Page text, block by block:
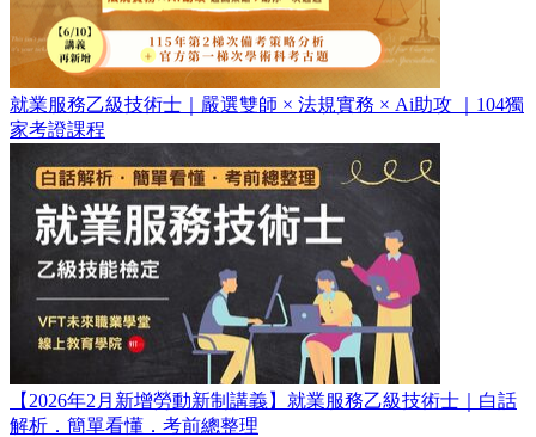
就業服務乙級技術士｜嚴選雙師 × 法規實務 × Ai助攻 ｜104獨
家考證課程
【2026年2月新增勞動新制講義】就業服務乙級技術士｜白話
解析．簡單看懂．考前總整理